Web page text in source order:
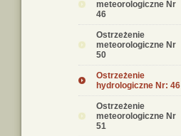
meteorologiczne Nr
46
Ostrzeżenie
meteorologiczne Nr
50
Ostrzeżenie
hydrologiczne Nr: 46
Ostrzeżenie
meteorologiczne Nr
51